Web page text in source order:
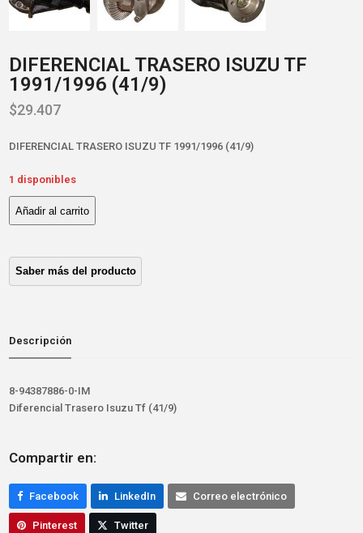
DIFERENCIAL TRASERO ISUZU TF
1991/1996 (41/9)
$29.407
DIFERENCIAL TRASERO ISUZU TF 1991/1996 (41/9)
1 disponibles
DIFERENCIAL
TF
1991/1996
Añadir al carrito
Descripción
8-94387886-0-IM
Diferencial Trasero Isuzu Tf (41/9)
Compartir en:
Facebook LinkedIn Correo electrónico
Pinterest Twitter